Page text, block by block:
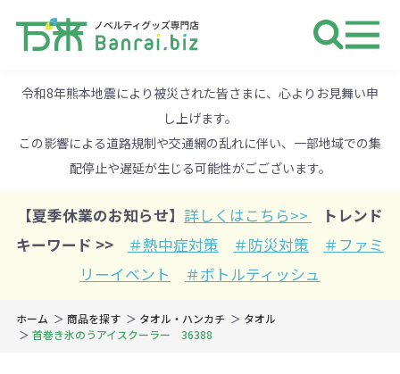
令和8年熊本地震により被災された皆さまに、心よりお見舞い申
し上げます。
この影響による道路規制や交通網の乱れに伴い、一部地域での集
配停止や遅延が生じる可能性がごございます。
【夏季休業のお知らせ】 詳しくはこちら>>
トレンド
キーワード >>
＃熱中症対策 ＃防災対策
＃ファミ
リーイベント
＃ボトルティッシュ
ホーム 商品を探す タオル・ハンカチ
タオル
首巻き氷のうアイスクーラー 36388